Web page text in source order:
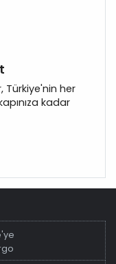
Türkiye'nin her
kadar